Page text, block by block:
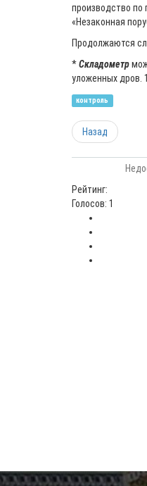
производство по
«Незаконная
Продолжаются
*Складометр
уложенных дров.
контроль
Назад
Рейтинг:
Голосов: 1